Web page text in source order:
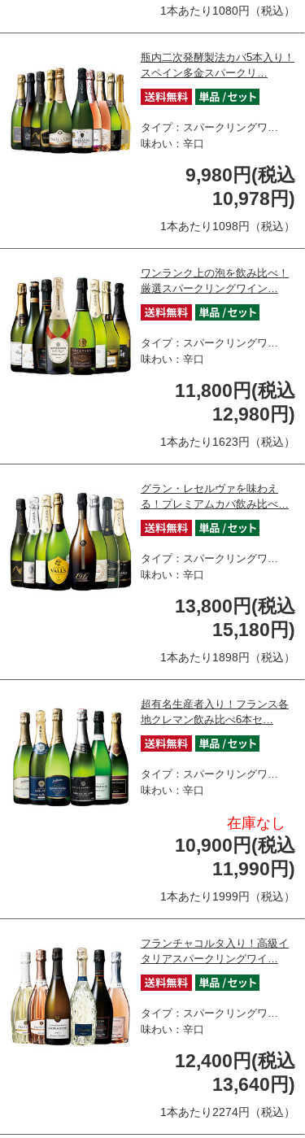
1本あたり1080円（税込）
瓶内二次発酵製法カバ5本入り！
スペイン多金スパークリ…
タイプ：スパークリングワ…
味わい：辛口
9,980円(税込
10,978円)
1本あたり1098円（税込）
ワンランク上の泡を飲み比べ！
厳選スパークリングワイン…
タイプ：スパークリングワ…
味わい：辛口
11,800円(税込
12,980円)
1本あたり1623円（税込）
グラン・レセルヴァを味わえ
る！プレミアムカバ飲み比べ…
タイプ：スパークリングワ…
味わい：辛口
13,800円(税込
15,180円)
1本あたり1898円（税込）
超有名生産者入り！フランス各
地クレマン飲み比べ6本セ…
タイプ：スパークリングワ…
味わい：辛口
在庫なし
10,900円(税込
11,990円)
1本あたり1999円（税込）
フランチャコルタ入り！高級イ
タリアスパークリングワイ…
タイプ：スパークリングワ…
味わい：辛口
12,400円(税込
13,640円)
1本あたり2274円（税込）